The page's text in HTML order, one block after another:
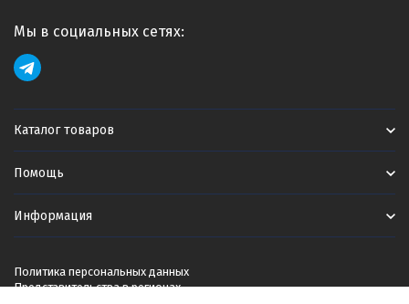
Мы в социальных сетях:
Каталог товаров
Помощь
Информация
Политика персональных данных
Представительства в регионах